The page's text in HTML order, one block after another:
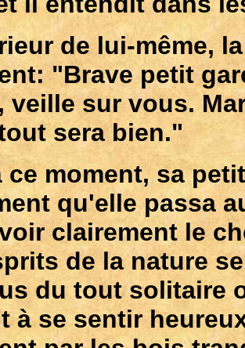
de lui-même,
"Brave petit
veille sur vous.
sera bien."
moment, sa
qu'elle passa
clairement le
de la nature
du tout solitaire
à se sentir